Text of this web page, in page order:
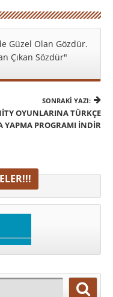
Güzel Olan Gözdür.
Çıkan Sözdür"
SONRAKI YAZI:
OYUNLARINA TÜRKÇE
YAPMA PROGRAMI İNDIR